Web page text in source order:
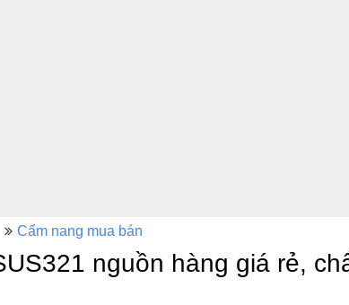
Cẩm nang mua bán
nguồn hàng giá rẻ,